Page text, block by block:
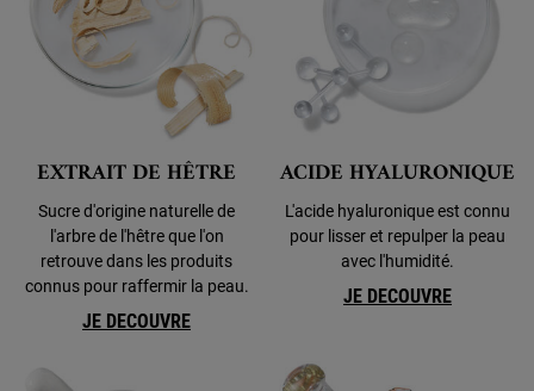
EXTRAIT DE HÊTRE
Sucre d'origine naturelle de
l'arbre de l'hêtre que l'on
retrouve dans les produits
connus pour raffermir la peau.
JE DECOUVRE
ACIDE HYALURONIQUE
L'acide hyaluronique est connu
pour lisser et repulper la peau
avec l'humidité.
JE DECOUVRE